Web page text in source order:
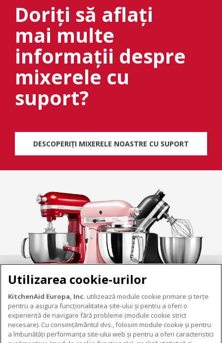
Doriți să aflați
mai multe
informații despre
mixerele cu
suport?
DESCOPERIȚI MIXERELE NOASTRE CU SUPORT
DESPRE KITCHENAID
Utilizarea cookie-urilor
KitchenAid Europa, Inc. utilizează module cookie primare și terțe
pentru a asigura funcționalitatea site-ului și pentru a oferi o
experiență de navigare fără probleme (module cookie strict
necesare). Cu consimțământul dvs., folosim module cookie și pentru
a îmbunătăți performanța site-ului web și pentru a oferi caracteristici